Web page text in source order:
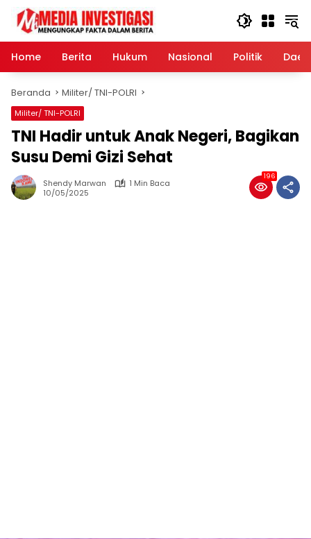
Langsung
konten
Home
Berita Hukum Nasional Politik
Beranda Militer/ TNI-POLRI
Militer/ TNI-POLRI
TNI Hadir untuk Anak Negeri, Bagikan
Susu Demi Gizi Sehat
Shendy Marwan
1 Min Baca
10/05/2025
196